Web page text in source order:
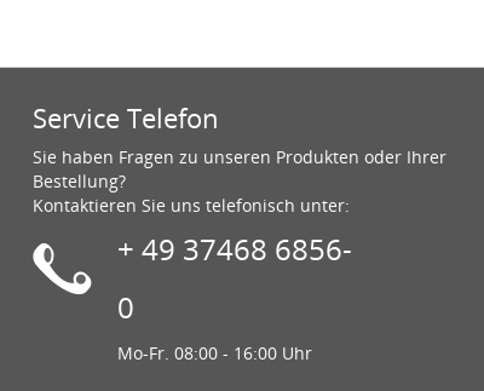
Service Telefon
Sie haben Fragen zu unseren Produkten oder Ihrer
Bestellung?
Kontaktieren Sie uns telefonisch unter:
+ 49 37468 6856-
0
Mo-Fr. 08:00 - 16:00 Uhr